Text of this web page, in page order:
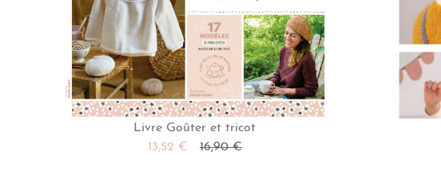
Livre Goûter et tricot
13,52 €
16,90 €